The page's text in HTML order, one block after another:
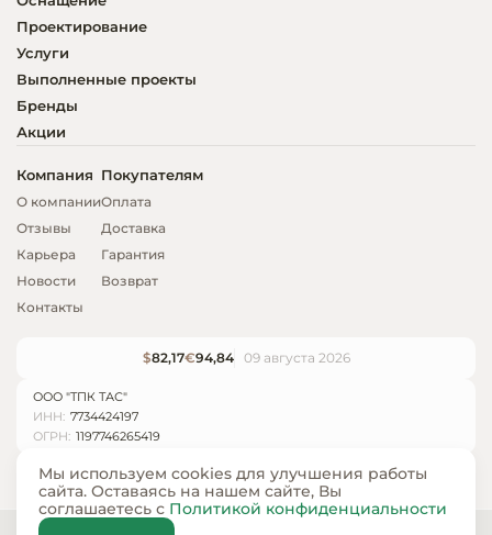
Проектирование
Услуги
Выполненные проекты
Бренды
Акции
Компания
О компании
Отзывы
Карьера
Новости
Контакты
Покупателям
Оплата
Доставка
Гарантия
Возврат
$82,17€94,84 09 августа 2026
ООО "ТПК ТАС"
ИНН: 7734424197
ОГРН: 1197746265419
© ООО «ТПК ТАС» 2024 — 2026
Мы используем cookies для улучшения работы
сайта. Оставаясь на нашем сайте, Вы
соглашаетесь с Политикой конфиденциальности